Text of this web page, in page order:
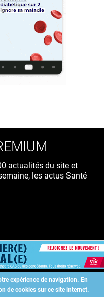
expérience de navigation. En
de cookies sur ce site internet.
actualités du site et
les actus Santé